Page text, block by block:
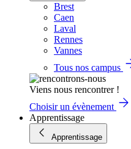
Brest
Caen
Laval
Rennes
Vannes
Tous nos campus
Viens nous rencontrer !
Choisir un évènement
Apprentissage
Apprentissage